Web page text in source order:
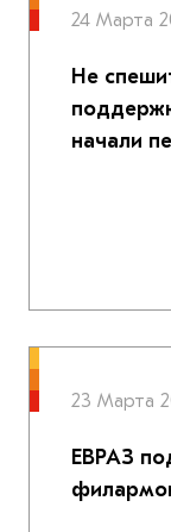
24 Марта
Не
начали
23 Марта
ЕВРАЗ